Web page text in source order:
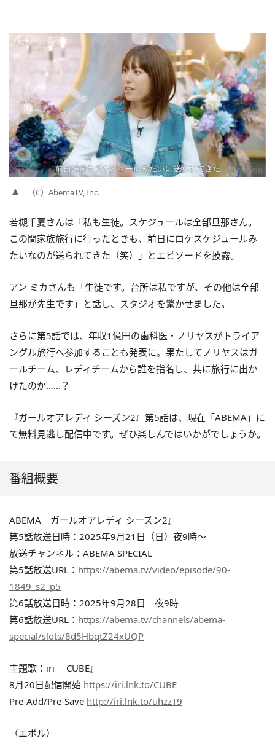
（C）AbemaTV, Inc.
若槻千夏さんは「私も生徒。スケジュールは全部旦那さん。
この間家族旅行に行ったときも、前日にロケスケジュールみ
たいなのが送られてきた（笑）」とエピソードを披露。
アン ミカさんも「生徒です。台所は私ですが、その他は全部
旦那が先生です」と話し、スタジオを驚かせました。
さらに第5話では、年収1億円の歯科医・ノリヤスがトライア
ングル旅行へ参加することも発表に。果たしてノリヤスはガ
ールチーム、レディチームから誰を指名し、共に旅行に出か
けたのか……？
『ガールオアレディ シーズン2』第5話は、現在「ABEMA」に
て無料見逃し配信中です。ぜひ楽しんではいかがでしょうか。
番組概要
ABEMA『ガールオアレディ シーズン2』
第5話放送日時：2025年9月21日（日）夜9時〜
放送チャンネル：ABEMA SPECIAL
第5話放送URL： https://abema.tv/video/episode/90-
1849_s2_p5
第6話放送日時：2025年9月28日 夜9時
第6話放送URL： https://abema.tv/channels/abema-
special/slots/8d5HbqtZ24xUQP
主題歌：iri 『CUBE』
8月20日配信開始 https://iri.lnk.to/CUBE
Pre-Add/Pre-Save http://iri.lnk.to/uhzzT9
（エボル）